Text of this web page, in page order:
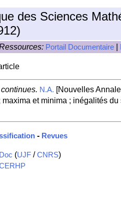
des Sciences
Portail Documentaire
N.A. [Nouvelles
et minima ; inégalités
- Revues
(UJF/CNRS)